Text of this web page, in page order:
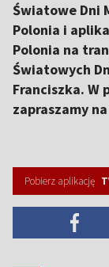
Światowe Dni
Polonia i
Polonia na
Światowych
Franciszka. W
zapraszamy
Pobierz aplikację